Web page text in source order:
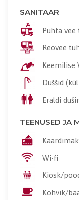
SANITAAR
Puhta
Reovee
Keemilise
Duššid
Eraldi
TEENUSED JA
Wi-fi
Kiosk/
Kohvik/